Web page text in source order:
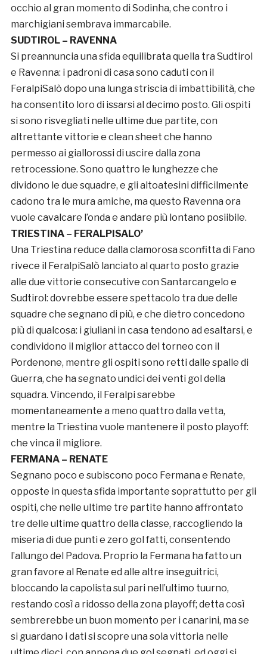
occhio al gran momento di Sodinha, che contro i
marchigiani sembrava immarcabile.
SUDTIROL – RAVENNA
Si preannuncia una sfida equilibrata quella tra Sudtirol
e Ravenna: i padroni di casa sono caduti con il
FeralpiSalò dopo una lunga striscia di imbattibilità, che
ha consentito loro di issarsi al decimo posto. Gli ospiti
si sono risvegliati nelle ultime due partite, con
altrettante vittorie e clean sheet che hanno
permesso ai giallorossi di uscire dalla zona
retrocessione. Sono quattro le lunghezze che
dividono le due squadre, e gli altoatesini difficilmente
cadono tra le mura amiche, ma questo Ravenna ora
vuole cavalcare l’onda e andare più lontano posiibile.
TRIESTINA – FERALPISALO’
Una Triestina reduce dalla clamorosa sconfitta di Fano
rivece il FeralpiSalò lanciato al quarto posto grazie
alle due vittorie consecutive con Santarcangelo e
Sudtirol: dovrebbe essere spettacolo tra due delle
squadre che segnano di più, e che dietro concedono
più di qualcosa: i giuliani in casa tendono ad esaltarsi, e
condividono il miglior attacco del torneo con il
Pordenone, mentre gli ospiti sono retti dalle spalle di
Guerra, che ha segnato undici dei venti gol della
squadra. Vincendo, il Feralpi sarebbe
momentaneamente a meno quattro dalla vetta,
mentre la Triestina vuole mantenere il posto playoff:
che vinca il migliore.
FERMANA – RENATE
Segnano poco e subiscono poco Fermana e Renate,
opposte in questa sfida importante soprattutto per gli
ospiti, che nelle ultime tre partite hanno affrontato
tre delle ultime quattro della classe, raccogliendo la
miseria di due punti e zero gol fatti, consentendo
l’allungo del Padova. Proprio la Fermana ha fatto un
gran favore al Renate ed alle altre inseguitrici,
bloccando la capolista sul pari nell’ultimo tuurno,
restando così a ridosso della zona playoff; detta così
sembrerebbe un buon momento per i canarini, ma se
si guardano i dati si scopre una sola vittoria nelle